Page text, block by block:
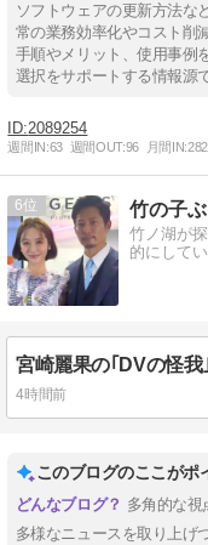
ソフトウェアの更新方法な
常の業務効率化やコスト削
手順やメリット、使用事例
選択をサポートする情報源で
2089254
週間IN:63 週間OUT:96 月間IN:282
6 竹の子
竹ノ湖が
的にして
4時間前
このブログのここがポ
多角的な視
多様なニュースを取り上げ